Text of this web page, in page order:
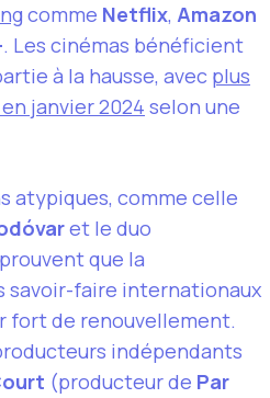
comme Netflix, Amazon
. Les cinémas bénéficient
à la hausse, avec plus
janvier 2024 selon une
atypiques, comme celle
et le duo
que la
savoir-faire internationaux
fort de renouvellement.
indépendants
(producteur de Par